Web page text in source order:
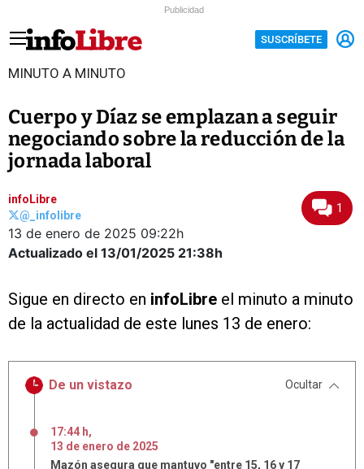
Publicidad
SUSCRÍBETE
MINUTO A MINUTO
Cuerpo y Díaz se emplazan a seguir
negociando sobre la reducción de la
jornada laboral
infoLibre
@_infolibre
13 de enero de 2025 09:22h
Actualizado el 13/01/2025 21:38h
1
Sigue en directo en infoLibre el minuto a minuto
de la actualidad de este lunes 13 de enero:
De un vistazo Ocultar
17:44 h,
13 de enero de 2025
Mazón asegura que mantuvo "entre 15, 16 y 17